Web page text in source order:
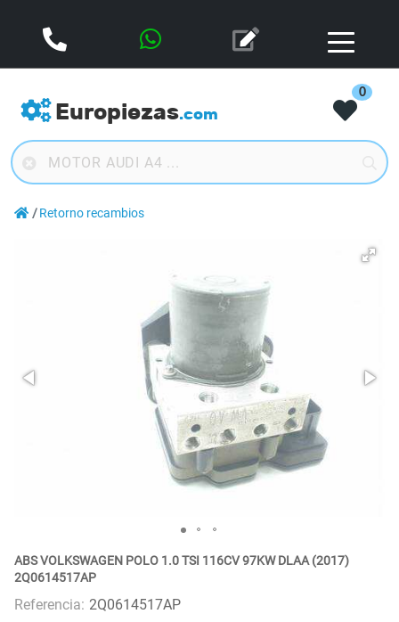
Europiezas.com
0
Retorno recambios
ABS VOLKSWAGEN POLO 1.0 TSI 116CV 97KW DLAA (2017)
2Q0614517AP
Referencia: 2Q0614517AP